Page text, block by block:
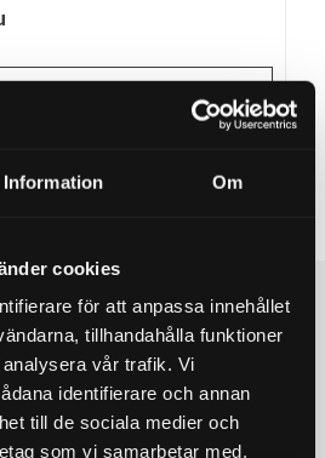
Information Om
cookies
för att anpassa innehållet
tillhandahålla funktioner
vår trafik. Vi
identifierare och annan
till de sociala medier och
som vi samarbetar med.
produkter
STORSÄLJARE!